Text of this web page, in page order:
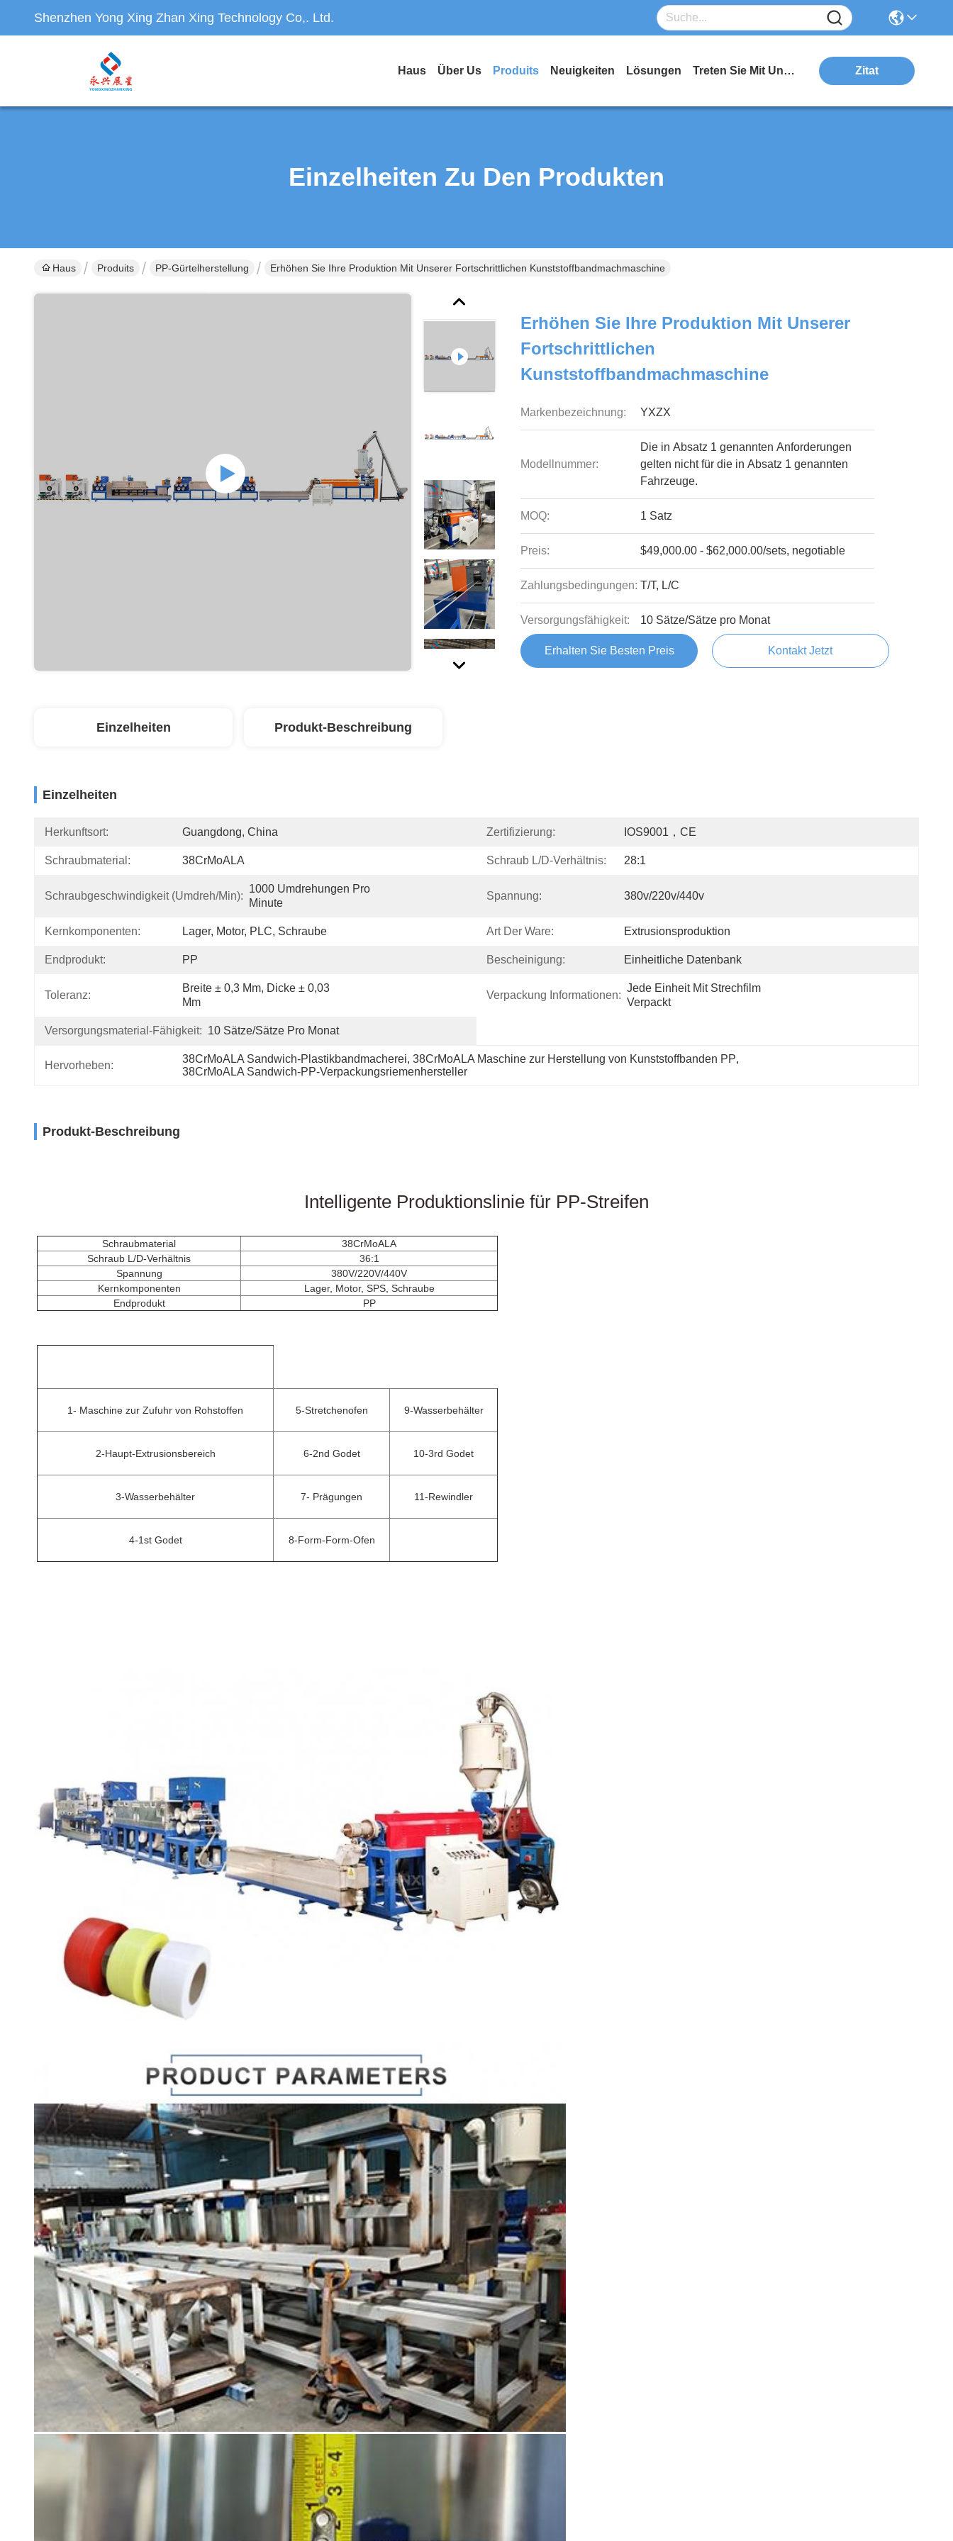
Shenzhen Yong Xing Zhan Xing Technology Co,. Ltd.
Haus Über Us Produits Neuigkeiten Lösungen Treten Sie Mit Uns In Verbindung Zitat
Einzelheiten Zu Den Produkten
Haus Produits PP-Gürtelherstellung Erhöhen Sie Ihre Produktion Mit Unserer Fortschrittlichen Kunststoffbandmachmaschine
Erhöhen Sie Ihre Produktion Mit Unserer
Fortschrittlichen
Kunststoffbandmachmaschine
Markenbezeichnung: YXZX
Modellnummer:
Die in Absatz 1 genannten Anforderungen
gelten nicht für die in Absatz 1 genannten
Fahrzeuge.
MOQ: 1 Satz
Preis: $49,000.00 - $62,000.00/sets, negotiable
Zahlungsbedingungen: T/T, L/C
Versorgungsfähigkeit: 10 Sätze/Sätze pro Monat
Erhalten Sie Besten Preis Kontakt Jetzt
Einzelheiten Produkt-Beschreibung
Einzelheiten
Herkunftsort: Guangdong, China Zertifizierung: IOS9001，CE
Schraubmaterial: 38CrMoALA Schraub L/D-Verhältnis: 28:1
Schraubgeschwindigkeit (umdreh/min):
1000 Umdrehungen Pro
Minute
Spannung: 380v/220v/440v
Kernkomponenten: Lager, Motor, PLC, Schraube Art Der Ware: Extrusionsproduktion
Endprodukt: PP Bescheinigung: Einheitliche Datenbank
Toleranz:
Breite ± 0,3 Mm, Dicke ± 0,03
Mm
Verpackung Informationen:
Jede Einheit Mit Strechfilm
Verpackt
Versorgungsmaterial-Fähigkeit: 10 Sätze/Sätze Pro Monat
Hervorheben:
38CrMoALA Sandwich-Plastikbandmacherei, 38CrMoALA Maschine zur Herstellung von Kunststoffbanden PP,
38CrMoALA Sandwich-PP-Verpackungsriemenhersteller
Produkt-Beschreibung
Intelligente Produktionslinie für PP-Streifen
Schraubmaterial
38CrMoALA
Schraub L/D-Verhältnis
36:1
Spannung
380V/220V/440V
Kernkomponenten
Lager, Motor, SPS, Schraube
Endprodukt
PP
1- Maschine zur Zufuhr von Rohstoffen 5-Stretchenofen 9-Wasserbehälter
2-Haupt-Extrusionsbereich 6-2nd Godet 10-3rd Godet
3-Wasserbehälter 7- Prägungen 11-Rewindler
4-1st Godet 8-Form-Form-Ofen